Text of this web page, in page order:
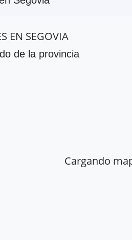
EN SEGOVIA
de la provincia
Cargando